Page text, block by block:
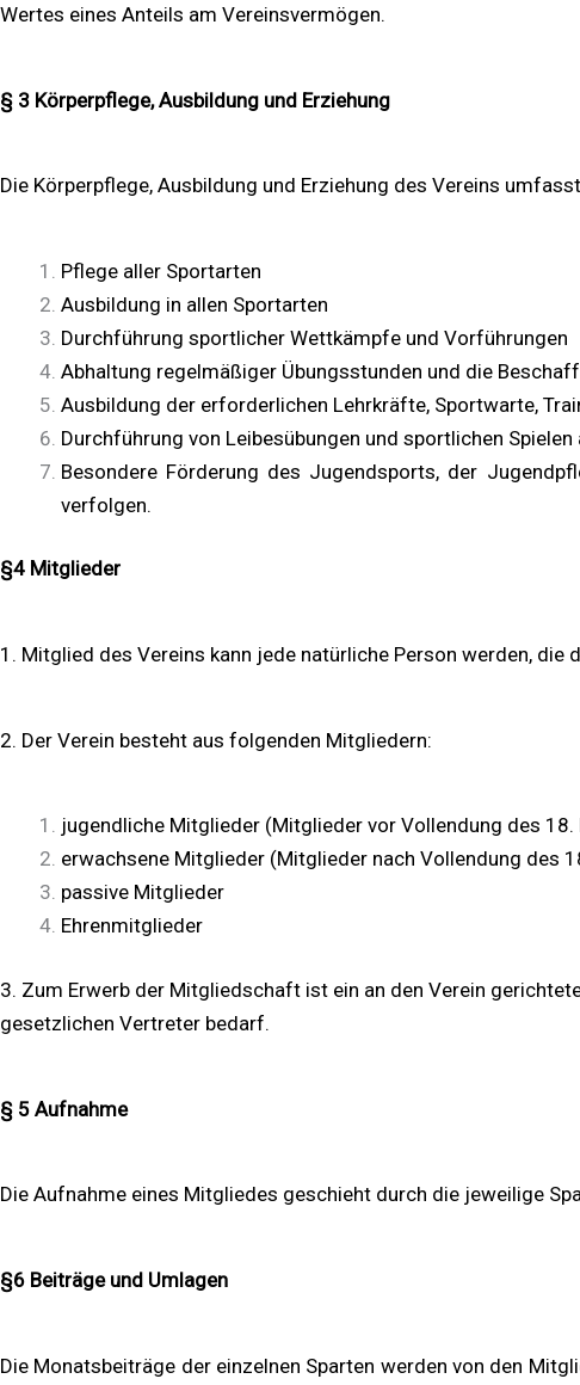
Wertes eines Anteils am Vereinsvermögen.
§ 3 Körperpflege, Ausbildung und Erziehung
Die Körperpflege, Ausbildung und Erziehung des Vereins
Pflege aller Sportarten
Ausbildung in allen Sportarten
Durchführung sportlicher Wettkämpfe und Vorführungen
Abhaltung regelmäßiger Übungsstunden und die
Ausbildung der erforderlichen Lehrkräfte, Sportwarte,
Durchführung von Leibesübungen und sportlichen
Besondere Förderung des Jugendsports, der
verfolgen.
§4 Mitglieder
1. Mitglied des Vereins kann jede natürliche Person werden,
2. Der Verein besteht aus folgenden Mitgliedern:
jugendliche Mitglieder (Mitglieder vor Vollendung des 18.
erwachsene Mitglieder (Mitglieder nach Vollendung des
passive Mitglieder
Ehrenmitglieder
3. Zum Erwerb der Mitgliedschaft ist ein an den Verein
gesetzlichen Vertreter bedarf.
§ 5 Aufnahme
Die Aufnahme eines Mitgliedes geschieht durch die jeweilige
§6 Beiträge und Umlagen
Die Monatsbeiträge der einzelnen Sparten werden von den